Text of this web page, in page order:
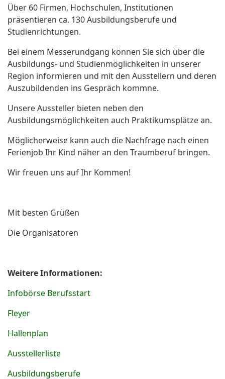
Über 60 Firmen, Hochschulen, Institutionen
präsentieren ca. 130 Ausbildungsberufe und
Studienrichtungen.
Bei einem Messerundgang können Sie sich über die
Ausbildungs- und Studienmöglichkeiten in unserer
Region informieren und mit den Ausstellern und deren
Auszubildenden ins Gespräch kommne.
Unsere Aussteller bieten neben den
Ausbildungsmöglichkeiten auch Praktikumsplätze an.
Möglicherweise kann auch die Nachfrage nach einen
Ferienjob Ihr Kind näher an den Traumberuf bringen.
Wir freuen uns auf Ihr Kommen!
Mit besten Grüßen
Die Organisatoren
Weitere Informationen:
Infobörse Berufsstart
Fleyer
Hallenplan
Ausstellerliste
Ausbildungsberufe